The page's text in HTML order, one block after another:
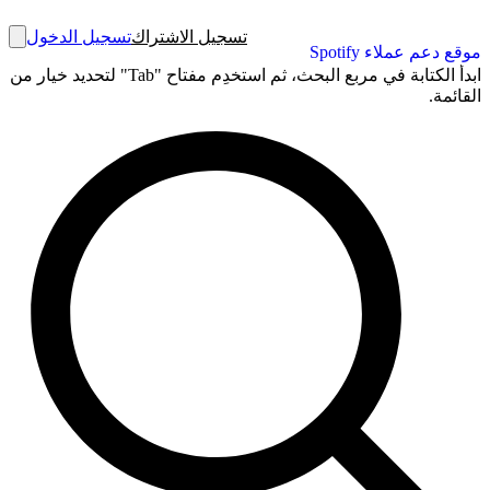
موقع دعم عملاء Spotify
تسجيل الاشتراكتسجيل الدخول
ابدأ الكتابة في مربع البحث، ثم استخدِم مفتاح "Tab" لتحديد خيار من
القائمة.